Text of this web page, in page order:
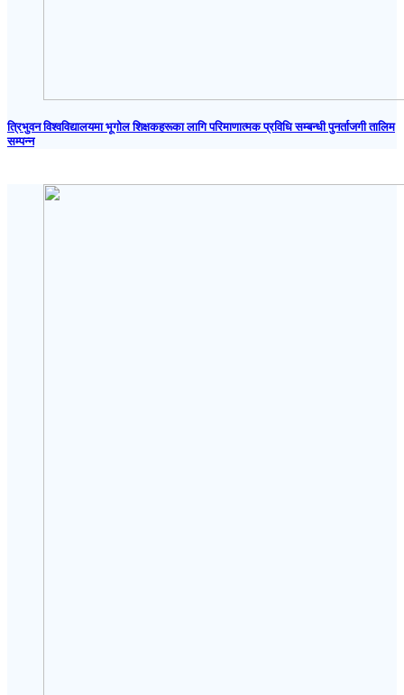
त्रिभुवन विश्वविद्यालयमा भूगोल शिक्षकहरूका लागि परिमाणात्मक प्रविधि सम्बन्धी पुनर्ताजगी तालिम
सम्पन्न